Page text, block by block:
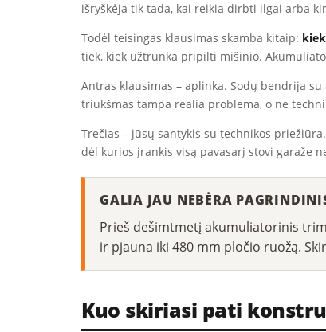
išryškėja tik tada, kai reikia dirbti ilgai arba
Todėl teisingas klausimas skamba kitaip:
tiek, kiek užtrunka pripilti mišinio.
Antras klausimas – aplinka. Sodų bendrija
triukšmas tampa realia problema, o ne
Trečias – jūsų santykis su technikos
dėl kurios įrankis visą pavasarį stovi garaže
GALIA JAU NEBĖRA
Prieš dešimtmetį akumuliatorinis
ir pjauna iki 480 mm pločio ruožą.
Kuo skiriasi pati